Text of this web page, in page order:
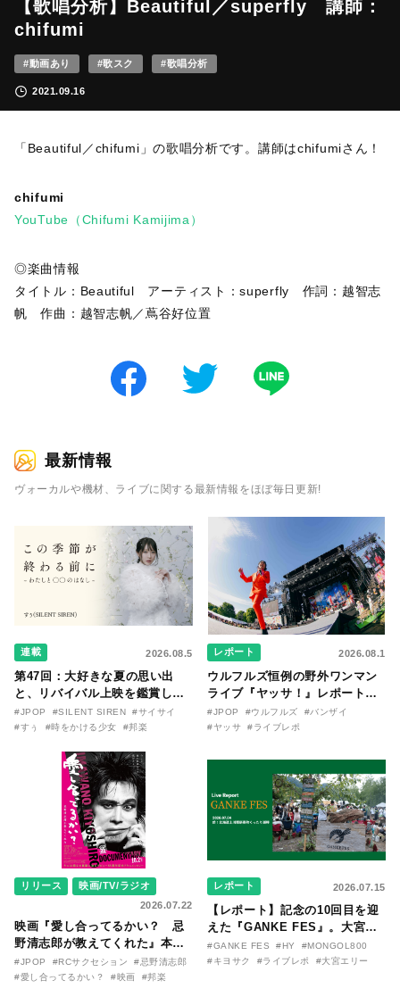
【歌唱分析】Beautiful／superfly 講師：
chifumi
#動画あり #歌スク #歌唱分析
2021.09.16
「Beautiful／chifumi」の歌唱分析です。講師はchifumiさん！
chifumi
YouTube（Chifumi Kamijima）
◎楽曲情報
タイトル：Beautiful アーティスト：superfly 作詞：越智志
帆 作曲：越智志帆／蔦谷好位置
最新情報
ヴォーカルや機材、ライブに関する最新情報をほぼ毎日更新!
連載 2026.08.5
第47回：大好きな夏の思い出
と、リバイバル上映を鑑賞した
『時をかける少女』のおはなし
〜SILENT SIREN・すぅ『この
〇のはなし〜』
#JPOP #SILENT SIREN
#サイサイ
#すぅ
#時をかける少女 #邦楽
レポート 2026.08.1
ウルフルズ恒例の野外ワンマン
ライブ『ヤッサ！』レポート！
リリースから30年を迎えたアル
バム『バンザイ』完全再現に、
た日。
#JPOP #ウルフルズ
#バンザイ
#ヤッサ
#ライブレポ
リリース
映画/TV/ラジオ
2026.07.22
映画『愛し合ってるかい？ 忌
野清志郎が教えてくれた』本予
告映像とキービジュアルがつい
に解禁！ キヨシロー関連商品も
#JPOP #RCサクセション
#忌野清志郎
#愛し合ってるかい？
#映画 #邦楽
レポート 2026.07.15
【レポート】記念の10回目を迎
えた『GANKE FES』。大宮エ
リー作『アイヌの神々の崖』を
前に、キヨサク
#GANKE FES #HY
#MONGOL800
#キヨサク
#ライブレポ #大宮エリー